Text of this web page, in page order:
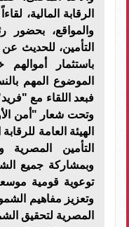
الرقابة المالية،
والمواقع، بحضور
التأمين، للحديث
باستثمار
الموضوع المهم
فبعد اللقاء مع
وتحت شعار "أمن
الهيئة العامة
التأمين
وبمشاركة جميع
توعوية قومية
وتعزيز مفاهيم
المصرية لتحقيق